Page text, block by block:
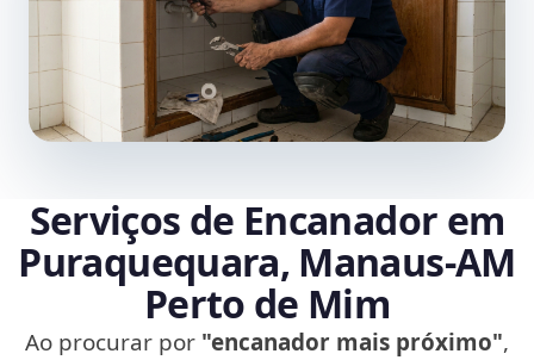
Serviços de Encanador em
Puraquequara, Manaus‑AM
Perto de Mim
Ao procurar por "encanador mais próximo",